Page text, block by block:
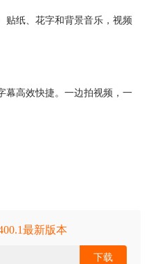
贴纸、花字和背景音乐，视频
幕高效快捷。一边拍视频，一
最新版本
下载